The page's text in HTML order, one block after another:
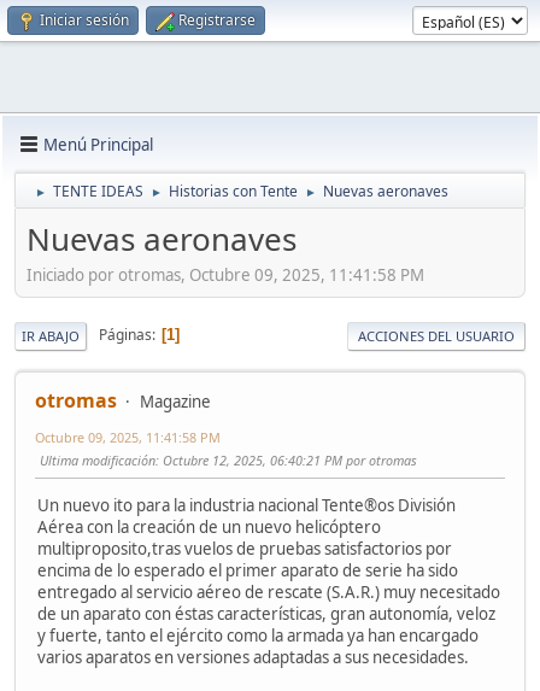
Iniciar sesión Registrarse
Menú Principal
► TENTE IDEAS ► Historias con Tente ► Nuevas aeronaves
Nuevas aeronaves
Iniciado por otromas, Octubre 09, 2025, 11:41:58 PM
IR ABAJO Páginas 1 ACCIONES DEL USUARIO
otromas Magazine
Octubre 09, 2025, 11:41:58 PM
Ultima modificación: Octubre 12, 2025, 06:40:21 PM por otromas
Un nuevo ito para la industria nacional Tente®os División
Aérea con la creación de un nuevo helicóptero
multiproposito,tras vuelos de pruebas satisfactorios por
encima de lo esperado el primer aparato de serie ha sido
entregado al servicio aéreo de rescate (S.A.R.) muy necesitado
de un aparato con éstas características, gran autonomía, veloz
y fuerte, tanto el ejército como la armada ya han encargado
varios aparatos en versiones adaptadas a sus necesidades.